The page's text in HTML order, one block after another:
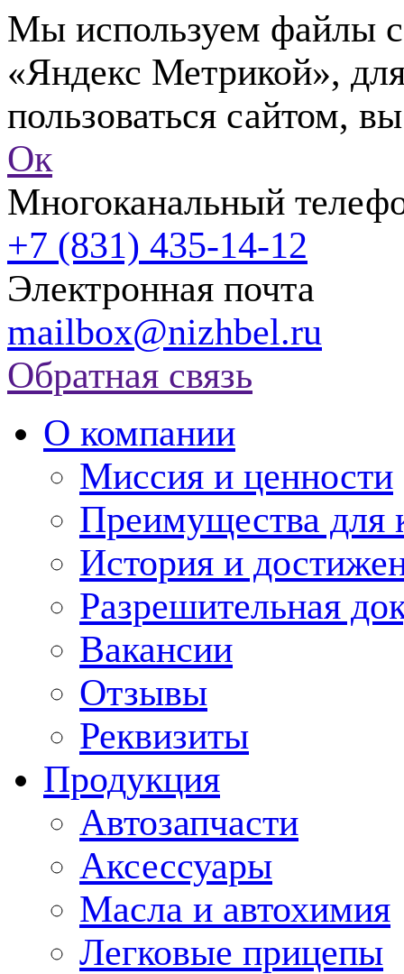
Мы используем файлы
«Яндекс Метрикой»,
пользоваться сайтом,
Ок
Многоканальный
+7 (831) 435-14-12
Электронная почта
mailbox@nizhbel.ru
Обратная связь
О компании
Миссия и ценности
Преимущества для
История и
Разрешительная
Вакансии
Отзывы
Реквизиты
Продукция
Автозапчасти
Аксессуары
Масла и автохимия
Легковые прицепы